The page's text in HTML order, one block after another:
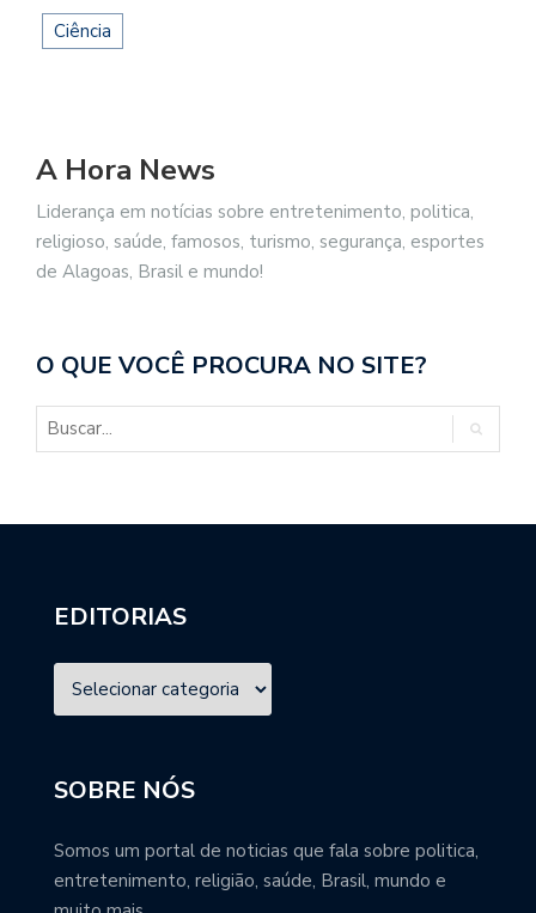
Ciência
A Hora News
Liderança em notícias sobre entretenimento, politica,
religioso, saúde, famosos, turismo, segurança, esportes
de Alagoas, Brasil e mundo!
O QUE VOCÊ PROCURA NO SITE?
EDITORIAS
SOBRE NÓS
Somos um portal de noticias que fala sobre politica,
entretenimento, religião, saúde, Brasil, mundo e